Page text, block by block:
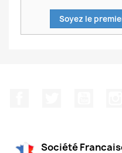
Soyez le
Société